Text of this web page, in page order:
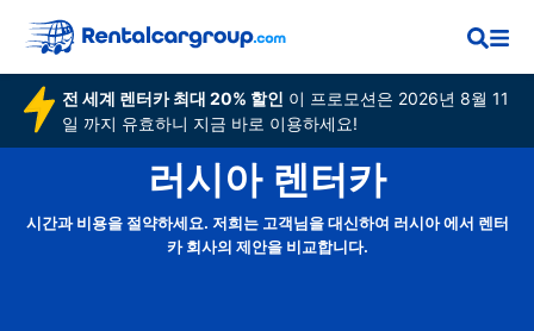
전 세계 렌터카 최대 20% 할인 이 프로모션은 2026년 8월 11
일 까지 유효하니 지금 바로 이용하세요!
러시아 렌터카
시간과 비용을 절약하세요. 저희는 고객님을 대신하여 러시아 에서 렌터
카 회사의 제안을 비교합니다.